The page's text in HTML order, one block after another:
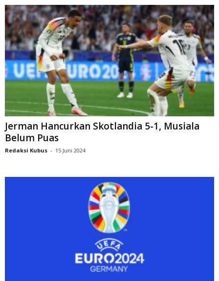
Jerman Hancurkan Skotlandia 5-1, Musiala
Belum Puas
Redaksi Kubus - 15 Juni 2024